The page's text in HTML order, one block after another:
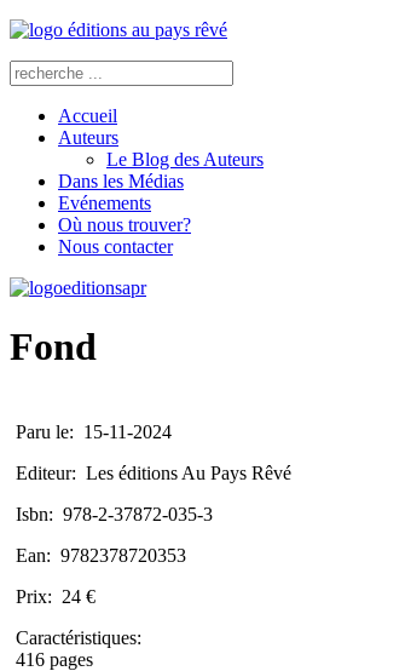
Accueil
Auteurs
Le Blog des Auteurs
Dans les Médias
Evénements
Où nous trouver?
Nous contacter
Fond
Paru le: 15-11-2024
Editeur: Les éditions Au Pays Rêvé
Isbn: 978-2-37872-035-3
Ean: 9782378720353
Prix: 24 €
Caractéristiques:
416 pages